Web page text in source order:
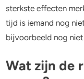
sterkste effecten
tijd is iemand nog
bijvoorbeeld nog
Wat zijn de